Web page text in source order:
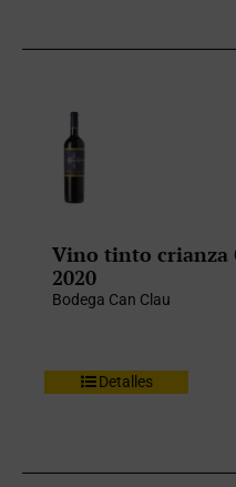
Vino tinto crianza
2020
Bodega Can Clau
Detalles